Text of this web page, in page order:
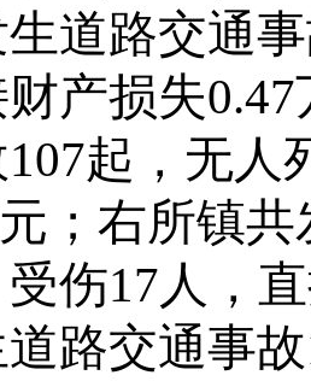
道路交通
产损失0.47
107起， 无人
； 右所镇共
受伤17人，
路交通事故